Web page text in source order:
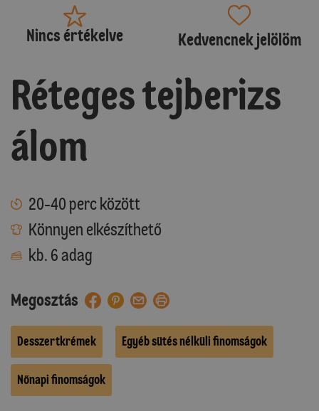
Nincs értékelve Kedvencnek jelölöm
Réteges tejberizs
álom
20-40 perc között
Könnyen elkészíthető
kb. 6 adag
Megosztás
Desszertkrémek Egyéb sütés nélküli finomságok
Nőnapi finomságok